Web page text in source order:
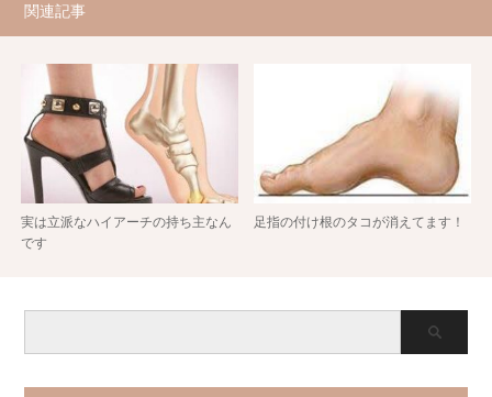
関連記事
実は立派なハイアーチの持ち主なん
です
足指の付け根のタコが消えてます！